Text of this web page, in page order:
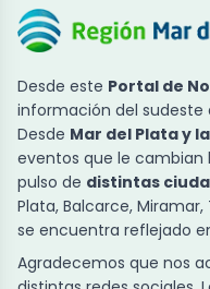
Desde este Portal de
información del sudeste
Desde Mar del Plata y
eventos que le cambian
pulso de distintas
Plata, Balcarce,
se encuentra reflejado
Agradecemos que nos